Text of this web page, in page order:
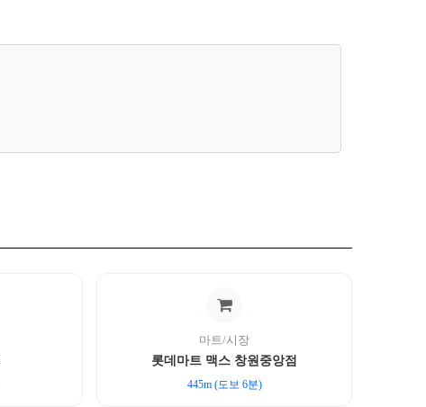
마트/시장
롯데마트 맥스 창원중앙점
445m (도보 6분)